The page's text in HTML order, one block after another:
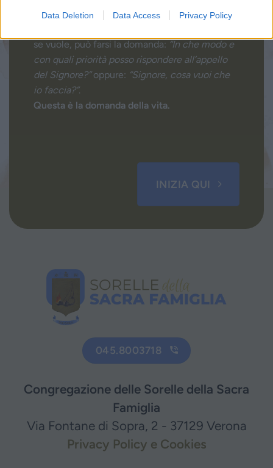
Data Deletion Data Access Privacy Policy
Sentire la Voce, vivere la Parola
se vuole, può farsi la domanda: “In che modo e
con quali priorità posso rispondere all’appello
del Signore?”oppure: “Signore, cosa vuoi che
io faccia?”.
Questa è la domanda della vita.
INIZIA QUI
045.8003718
Congregazione delle Sorelle della Sacra
Famiglia
Via Fontane di Sopra, 2 - 37129 Verona
Privacy Policy e Cookies